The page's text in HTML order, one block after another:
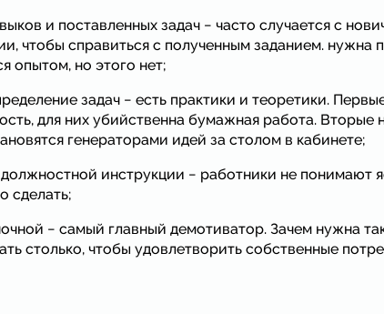
и поставленных задач − часто случается с
чтобы справиться с полученным заданием. нужна
опытом, но этого нет;
задач − есть практики и теоретики.
для них убийственна бумажная работа. Вторые
генераторами идей за столом в кабинете;
инструкции − работники не понимают
сделать;
− самый главный демотиватор. Зачем нужна
столько, чтобы удовлетворить собственные